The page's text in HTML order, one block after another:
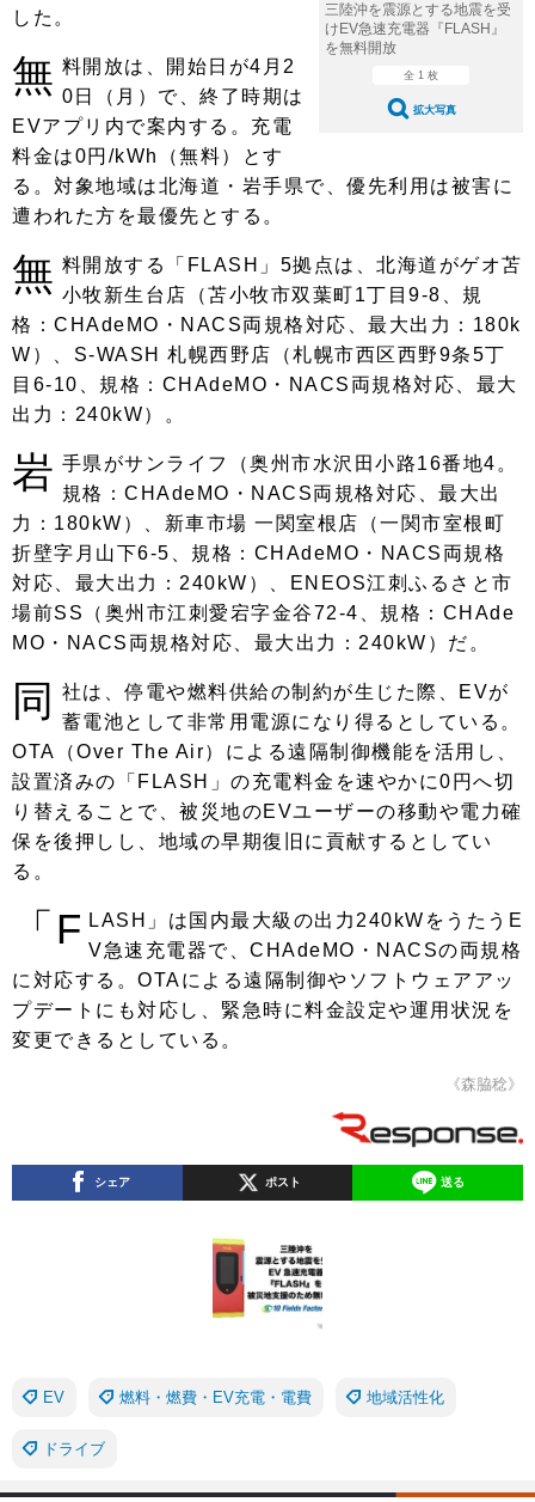
フィルム・ラッピング
ストップ 不具合修理＆粗悪修理
カーメーカー「旧車」関連プロジェ
クト
コラム
ショップ紹介
ショップレポート プロショップ検索
レストア
カーメーカー「旧車」関連プロジ
ェクト
コラム
インタビュー
イベント
イベント告知 イベントレポート
三陸沖を震源とする地震を受
けEV急速充電器『FLASH』
を無料開放
全 1 枚
拡大写真
した。
無 料開放は、開始日が4月2
0日（月）で、終了時期は
EVアプリ内で案内する。充電
料金は0円/kWh（無料）とす
る。対象地域は北海道・岩手県で、優先利用は被害に
遭われた方を最優先とする。
無 料開放する「FLASH」5拠点は、北海道がゲオ苫
小牧新生台店（苫小牧市双葉町1丁目9-8、規
格：CHAdeMO・NACS両規格対応、最大出力：180k
W）、S-WASH 札幌西野店（札幌市西区西野9条5丁
目6-10、規格：CHAdeMO・NACS両規格対応、最大
出力：240kW）。
岩 手県がサンライフ（奥州市水沢田小路16番地4。
規格：CHAdeMO・NACS両規格対応、最大出
力：180kW）、新車市場 一関室根店（一関市室根町
折壁字月山下6-5、規格：CHAdeMO・NACS両規格
対応、最大出力：240kW）、ENEOS江刺ふるさと市
場前SS（奥州市江刺愛宕字金谷72-4、規格：CHAde
MO・NACS両規格対応、最大出力：240kW）だ。
同
社は、停電や燃料供給の制約が生じた際、EVが
蓄電池として非常用電源になり得るとしている。
OTA（Over The Air）による遠隔制御機能を活用し、
設置済みの「FLASH」の充電料金を速やかに0円へ切
り替えることで、被災地のEVユーザーの移動や電力確
保を後押しし、地域の早期復旧に貢献するとしてい
る。
「F LASH」は国内最大級の出力240kWをうたうE
V急速充電器で、CHAdeMO・NACSの両規格
に対応する。OTAによる遠隔制御やソフトウェアアッ
プデートにも対応し、緊急時に料金設定や運用状況を
変更できるとしている。
《森脇稔》
シェア ポスト 送る
EV 燃料・燃費・EV充電・電費 地域活性化
ドライブ